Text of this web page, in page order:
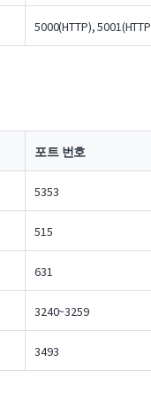
5000(HTTP),
포트 번호
5353
515
631
3240~3259
3493